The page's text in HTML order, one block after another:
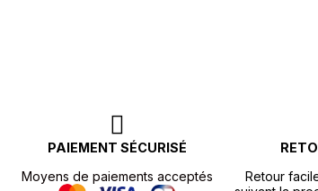
PAIEMENT SÉCURISÉ
Moyens de paiements acceptés
Retour